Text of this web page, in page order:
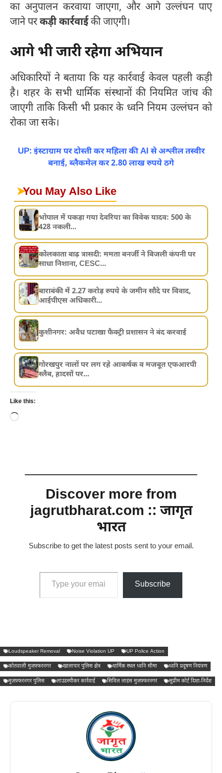
का अनुपालन करवाया जाएगा, और आगे उल्लंघन पाए
जाने परकड़ी कार्रवाईकी जाएगी।
आगे भी जारी रहेगा अभियान
अधिकारियों ने बताया कि यह कार्रवाई केवल पहली कड़ी
है। शहर के सभी धार्मिक संस्थानों की नियमित जांच की
जाएगी ताकि किसी भी प्रकार के ध्वनि नियम उल्लंघन को
रोका जा सके।
UP: इंस्टाग्राम पर दोस्ती कर महिला की AI से अश्लील तस्वीर
बनाई, ब्लैकमेल कर 2.80 लाख रुपये ठगे
➤You May Also Like
भोपाल में पकड़ा गया देवरिया का विवेक यादव: 500 के
428 नकली...
कोलकाता बाढ़ त्रासदी: ममता बनर्जी ने बिजली कंपनी पर
साधा निशाना, CESC...
बाराबंकी में 2.27 करोड़ रुपये के जमीन सौदे पर विवाद,
आईपीएस अधिकारी...
कुशीनगर: अवैध पटाखा फैक्ट्री प्रशासन ने बंद करवाई
गोरखपुर नालों पर लग रहे आकर्षक व मजबूत एफआरपी
स्लैब, हादसों पर...
Like this:
Loading…
Discover more from
jagrutbharat.com :: जागृत
भारत
Subscribe to get the latest posts sent to your email.
Type your email…
Subscribe
Loudspeaker Removal Noise Violation UP UP Police Action
कोतवाली मुज़फ़्फरनगर खालापार पुलिस क्षेत्र धार्मिक स्थल ध्वनि सीमा ध्वनि प्रदूषण नियंत्रण
मुज़फ़्फरनगर पुलिस लाउडस्पीकर कार्रवाई सिविल लाइंस मुज़फ़्फरनगर सुप्रीम कोर्ट दिशा-निर्देश